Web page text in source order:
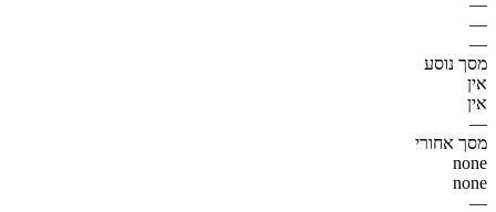
—
—
מסך נוסע
אין
אין
—
מסך אחורי
none
none
—